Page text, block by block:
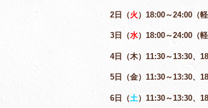
2日（火 ）18:00～24:00（軽
3日（水）18:00～24:00（軽
4日（木）11:30～13:30、
5日（金）11:30～13:30、
6日（土 ）11:30～13:30、